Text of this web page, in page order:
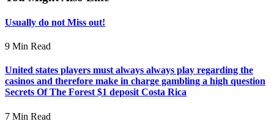
Usually do not Miss out!
9 Min Read
United states players must always always play regarding the
casinos and therefore make in charge gambling a high question
Secrets Of The Forest $1 deposit Costa Rica
7 Min Read